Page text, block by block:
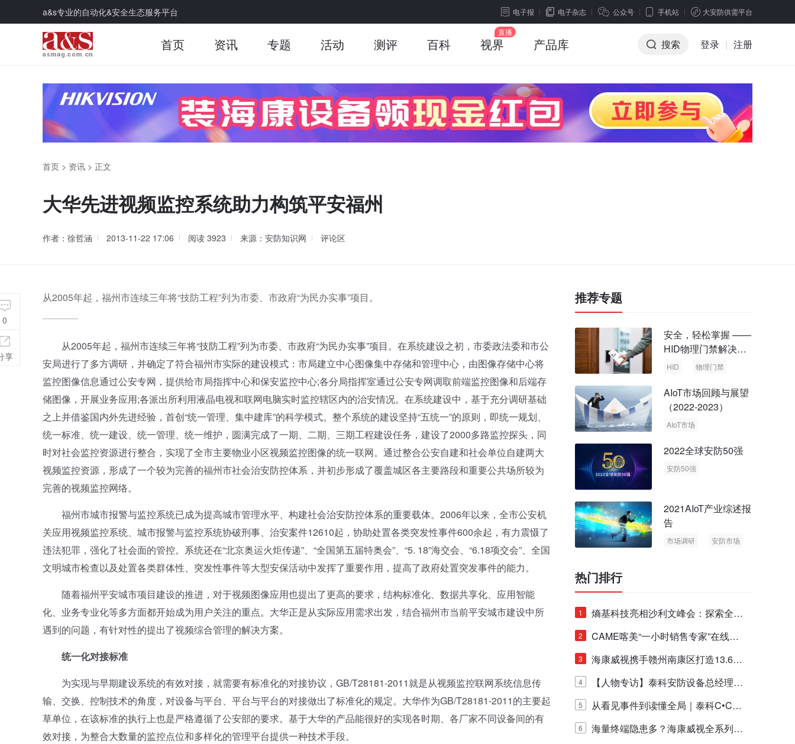
a&s专业的自动化&安全生态服务平台 电子报 电子杂志 公众号 手机站 大安防供需平台
首页 资讯 专题 活动 测评 百科 视界 产品库 搜索 登录 | 注册
首页 > 资讯 > 正文
大华先进视频监控系统助力构筑平安福州
作者：徐哲涵 2013-11-22 17:06 阅读 3923 来源：安防知识网 评论区
从2005年起，福州市连续三年将“技防工程”列为市委、市政府“为民办实事”项目。
从2005年起，福州市连续三年将“技防工程”列为市委、市政府“为民办实事”项目。在系统建设之初，市委政法委和市公
安局进行了多方调研，并确定了符合福州市实际的建设模式：市局建立中心图像集中存储和管理中心，由图像存储中心将
监控图像信息通过公安专网，提供给市局指挥中心和保安监控中心;各分局指挥室通过公安专网调取前端监控图像和后端存
储图像，开展业务应用;各派出所利用液晶电视和联网电脑实时监控辖区内的治安情况。在系统建设中，基于充分调研基础
之上并借鉴国内外先进经验，首创“统一管理、集中建库”的科学模式。整个系统的建设坚持“五统一”的原则，即统一规划、
统一标准、统一建设、统一管理、统一维护，圆满完成了一期、二期、三期工程建设任务，建设了2000多路监控探头，同
时对社会监控资源进行整合，实现了全市主要物业小区视频监控图像的统一联网。通过整合公安自建和社会单位自建两大
视频监控资源，形成了一个较为完善的福州市社会治安防控体系，并初步形成了覆盖城区各主要路段和重要公共场所较为
完善的视频监控网络。
福州市城市报警与监控系统已成为提高城市管理水平、构建社会治安防控体系的重要载体。2006年以来，全市公安机
关应用视频监控系统、城市报警与监控系统协破刑事、治安案件12610起，协助处置各类突发性事件600余起，有力震慑了
违法犯罪，强化了社会面的管控。系统还在“北京奥运火炬传递”、“全国第五届特奥会”、“5. 18”海交会、“6.18项交会”、全国
文明城市检查以及处置各类群体性、突发性事件等大型安保活动中发挥了重要作用，提高了政府处置突发事件的能力。
随着福州平安城市项目建设的推进，对于视频图像应用也提出了更高的要求，结构标准化、数据共享化、应用智能
化、业务专业化等多方面都开始成为用户关注的重点。大华正是从实际应用需求出发，结合福州市当前平安城市建设中所
遇到的问题，有针对性的提出了视频综合管理的解决方案。
统一化对接标准
为实现与早期建设系统的有效对接，就需要有标准化的对接协议，GB/T28181-2011就是从视频监控联网系统信息传
输、交换、控制技术的角度，对设备与平台、平台与平台的对接做出了标准化的规定。大华作为GB/T28181-2011的主要起
草单位，在该标准的执行上也是严格遵循了公安部的要求。基于大华的产品能很好的实现各时期、各厂家不同设备间的有
效对接，为整合大数量的监控点位和多样化的管理平台提供一种技术手段。
0
享
推荐专题
安全，轻松掌握 ——
HID物理门禁解决方
案，启动智慧安全新
HID 物理门禁
AIoT市场回顾与展望
（2022-2023）
AIoT市场
2022全球安防50强
安防50强
2021AIoT产业综述报
告
市场调研
安防市场
热门排行
1
熵基科技亮相沙利文峰会：探索全栈
脑机技术商业化生态新路径
2
CAME喀美“一小时销售专家”在线赋
能培训正式启动！
3
海康威视携手赣州南康区打造13.6公
里绿波网
4
【人物专访】泰科安防设备总经理张
宁解码安防出海新范式
5
从看见事件到读懂全局｜泰科C•CUR
E IQ 3.20开启安防运营智能新时代
6
海量终端隐患多？海康威视全系列物